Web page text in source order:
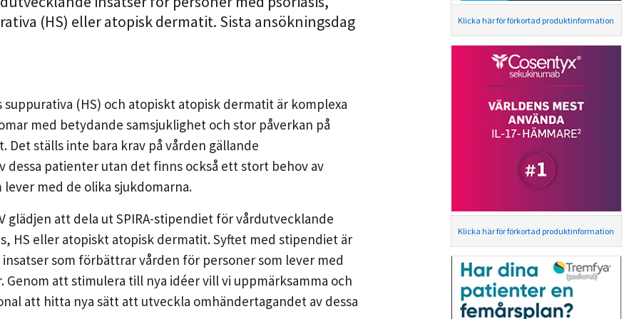
(HS) eller atopisk dermatit. Sista ansökningsdag
suppurativa (HS) och atopiskt atopisk dermatit är komplexa
med betydande samsjuklighet och stor påverkan på
Det ställs inte bara krav på vården gällande
dessa patienter utan det finns också ett stort behov av
lever med de olika sjukdomarna.
glädjen att dela ut SPIRA-stipendiet för vårdutvecklande
HS eller atopiskt atopisk dermatit. Syftet med stipendiet är
som förbättrar vården för personer som lever med
Genom att stimulera till nya idéer vill vi uppmärksamma och
att hitta nya sätt att utveckla omhändertagandet av dessa
Klicka här för förkortad produktinformation
Klicka här för förkortad produktinformation